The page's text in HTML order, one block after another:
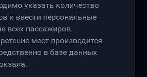
указать количество
и ввести персональные
всех пассажиров.
мест производится
в базе данных